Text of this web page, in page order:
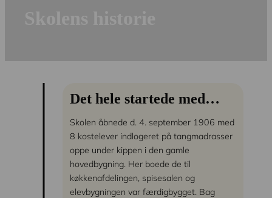
Det hele startede med…
Skolen åbnede d. 4. september 1906 med
8 kostelever indlogeret på tangmadrasser
oppe under kippen i den gamle
hovedbygning. Her boede de til
køkkenafdelingen, spisesalen og
elevbygningen var færdigbygget. Bag